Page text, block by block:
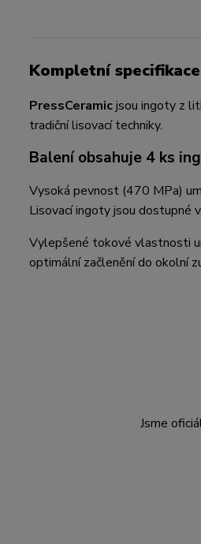
Kompletní specifikace
PressCeramicjsou ingoty z
tradiční lisovací techniky.
Balení obsahuje 4 ks
Vysoká pevnost (470 MPa)
Lisovací ingoty jsou dostupné
Vylepšené tokové vlastnosti
optimální začlenění do okolní
Jsme